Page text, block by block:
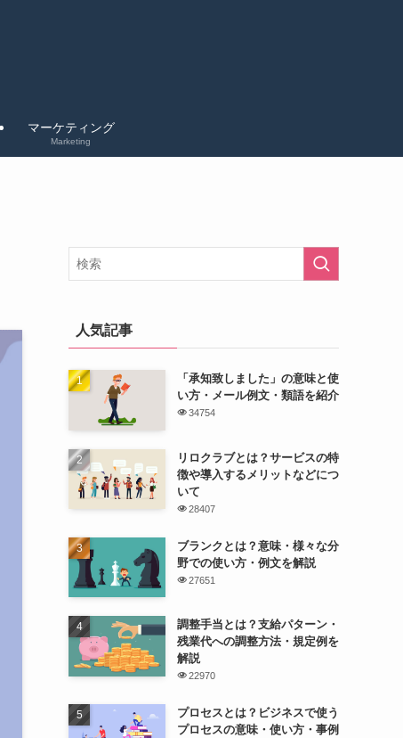
マーケティング
Marketing
人気記事
「承知致しました」の意味と使
い方・メール例文・類語を紹介
34754
リロクラブとは？サービスの特
徴や導入するメリットなどにつ
いて
28407
ブランクとは？意味・様々な分
野での使い方・例文を解説
27651
調整手当とは？支給パターン・
残業代への調整方法・規定例を
解説
22970
プロセスとは？ビジネスで使う
プロセスの意味・使い方・事例